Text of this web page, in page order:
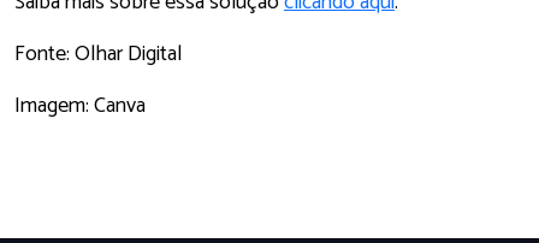
Fonte: Olhar Digital
Imagem: Canva